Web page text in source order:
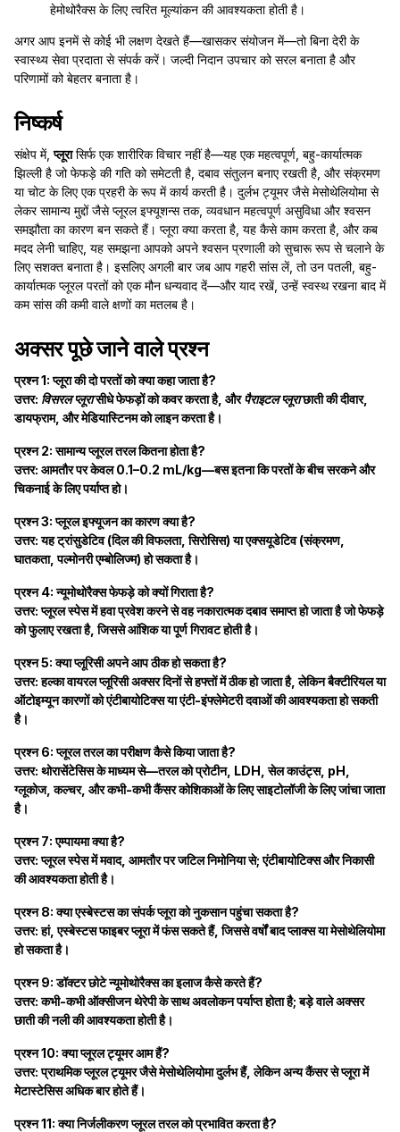
हेमोथोरैक्स के लिए त्वरित मूल्यांकन की आवश्यकता होती है।
अगर आप इनमें से कोई भी लक्षण देखते हैं—खासकर संयोजन में—तो बिना देरी के
स्वास्थ्य सेवा प्रदाता से संपर्क करें। जल्दी निदान उपचार को सरल बनाता है और
परिणामों को बेहतर बनाता है।
निष्कर्ष
संक्षेप में,प्लूरासिर्फ एक शारीरिक विचार नहीं है—यह एक महत्वपूर्ण, बहु-कार्यात्मक
झिल्ली है जो फेफड़े की गति को समेटती है, दबाव संतुलन बनाए रखती है, और संक्रमण
या चोट के लिए एक प्रहरी के रूप में कार्य करती है। दुर्लभ ट्यूमर जैसे मेसोथेलियोमा से
लेकर सामान्य मुद्दों जैसे प्लूरल इफ्यूशन्स तक, व्यवधान महत्वपूर्ण असुविधा और श्वसन
समझौता का कारण बन सकते हैं। प्लूरा क्या करता है, यह कैसे काम करता है, और कब
मदद लेनी चाहिए, यह समझना आपको अपने श्वसन प्रणाली को सुचारू रूप से चलाने के
लिए सशक्त बनाता है। इसलिए अगली बार जब आप गहरी सांस लें, तो उन पतली, बहु-
कार्यात्मक प्लूरल परतों को एक मौन धन्यवाद दें—और याद रखें, उन्हें स्वस्थ रखना बाद में
कम सांस की कमी वाले क्षणों का मतलब है।
अक्सर पूछे जाने वाले प्रश्न
प्रश्न 1: प्लूरा की दो परतों को क्या कहा जाता है?
उत्तर: विसरल प्लूरासीधे फेफड़ों को कवर करता है, औरपैराइटल प्लूराछाती की दीवार,
डायफ्राम, और मेडियास्टिनम को लाइन करता है।
प्रश्न 2: सामान्य प्लूरल तरल कितना होता है?
उत्तर: आमतौर पर केवल 0.1–0.2 mL/kg—बस इतना कि परतों के बीच सरकने और
चिकनाई के लिए पर्याप्त हो।
प्रश्न 3: प्लूरल इफ्यूजन का कारण क्या है?
उत्तर: यह ट्रांसुडेटिव (दिल की विफलता, सिरोसिस) या एक्सयूडेटिव (संक्रमण,
घातकता, पल्मोनरी एम्बोलिज्म) हो सकता है।
प्रश्न 4: न्यूमोथोरैक्स फेफड़े को क्यों गिराता है?
उत्तर: प्लूरल स्पेस में हवा प्रवेश करने से वह नकारात्मक दबाव समाप्त हो जाता है जो फेफड़े
को फुलाए रखता है, जिससे आंशिक या पूर्ण गिरावट होती है।
प्रश्न 5: क्या प्लूरिसी अपने आप ठीक हो सकता है?
उत्तर: हल्का वायरल प्लूरिसी अक्सर दिनों से हफ्तों में ठीक हो जाता है, लेकिन बैक्टीरियल या
ऑटोइम्यून कारणों को एंटीबायोटिक्स या एंटी-इंफ्लेमेटरी दवाओं की आवश्यकता हो सकती
है।
प्रश्न 6: प्लूरल तरल का परीक्षण कैसे किया जाता है?
उत्तर: थोरासेंटेसिस के माध्यम से—तरल को प्रोटीन, LDH, सेल काउंट्स, pH,
ग्लूकोज, कल्चर, और कभी-कभी कैंसर कोशिकाओं के लिए साइटोलॉजी के लिए जांचा जाता
है।
प्रश्न 7: एम्पायमा क्या है?
उत्तर: प्लूरल स्पेस में मवाद, आमतौर पर जटिल निमोनिया से; एंटीबायोटिक्स और निकासी
की आवश्यकता होती है।
प्रश्न 8: क्या एस्बेस्टस का संपर्क प्लूरा को नुकसान पहुंचा सकता है?
उत्तर: हां, एस्बेस्टस फाइबर प्लूरा में फंस सकते हैं, जिससे वर्षों बाद प्लाक्स या मेसोथेलियोमा
हो सकता है।
प्रश्न 9: डॉक्टर छोटे न्यूमोथोरैक्स का इलाज कैसे करते हैं?
उत्तर: कभी-कभी ऑक्सीजन थेरेपी के साथ अवलोकन पर्याप्त होता है; बड़े वाले अक्सर
छाती की नली की आवश्यकता होती है।
प्रश्न 10: क्या प्लूरल ट्यूमर आम हैं?
उत्तर: प्राथमिक प्लूरल ट्यूमर जैसे मेसोथेलियोमा दुर्लभ हैं, लेकिन अन्य कैंसर से प्लूरा में
मेटास्टेसिस अधिक बार होते हैं।
प्रश्न 11: क्या निर्जलीकरण प्लूरल तरल को प्रभावित करता है?